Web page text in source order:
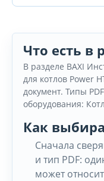
Что есть в
В разделе BAXI
для котлов Power
документ. Типы
оборудования:
Как
Сначала
и тип PDF:
может